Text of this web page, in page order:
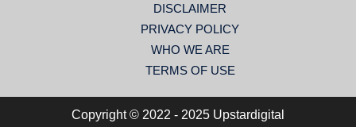
DISCLAIMER
PRIVACY POLICY
WHO WE ARE
TERMS OF USE
Copyright © 2022 - 2025 Upstardigital